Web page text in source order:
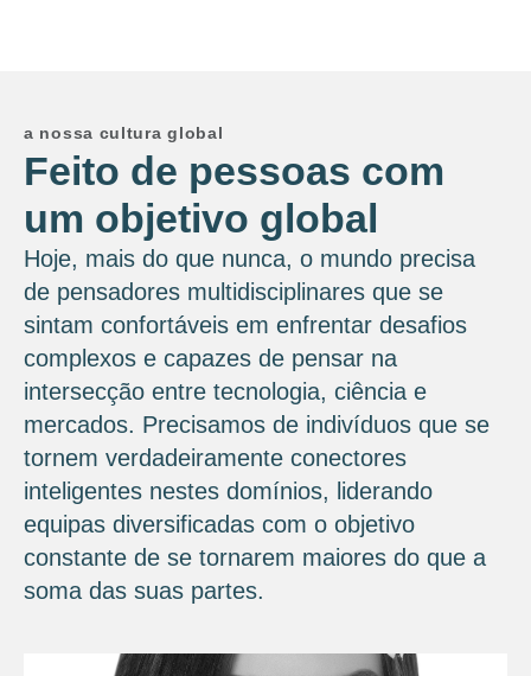
a nossa cultura global
Feito de pessoas com
um objetivo global
Hoje, mais do que nunca, o mundo precisa
de pensadores multidisciplinares que se
sintam confortáveis ​​em enfrentar desafios
complexos e capazes de pensar na
intersecção entre tecnologia, ciência e
mercados. Precisamos de indivíduos que se
tornem verdadeiramente conectores
inteligentes nestes domínios, liderando
equipas diversificadas com o objetivo
constante de se tornarem maiores do que a
soma das suas partes.